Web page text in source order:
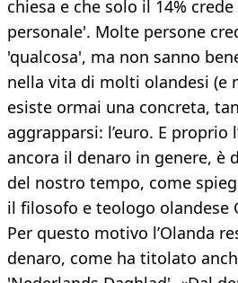
chiesa e che solo il 14%
personale'. Molte persone
'qualcosa', ma non sanno
nella vita di molti olandesi (e
esiste ormai una concreta,
aggrapparsi: l’euro. E proprio
ancora il denaro in genere, è
del nostro tempo, come
il filosofo e teologo olandese
Per questo motivo l’Olanda
denaro, come ha titolato